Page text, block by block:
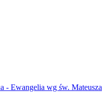
- Ewangelia wg św. Mateusza